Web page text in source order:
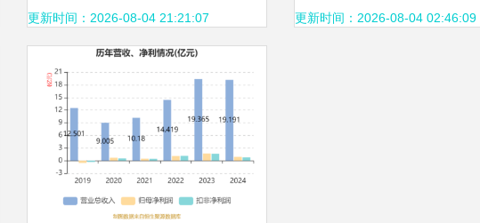
产，分布式光伏上阵
更新时间：2026-08-04 21:21:07 投产及分布式光伏电力
更新时间：2026-08-04 02:46:09